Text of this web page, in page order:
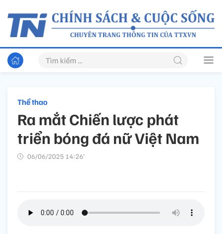
Thể thao
Ra mắt Chiến lược phát
triển bóng đá nữ Việt Nam
06/06/2025 14:26’